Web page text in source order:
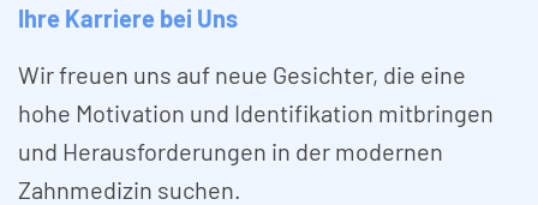
Ihre Karriere bei Uns
Wir freuen uns auf neue Gesichter, die eine
hohe Motivation und Identifikation mitbringen
und Herausforderungen in der modernen
Zahnmedizin suchen.